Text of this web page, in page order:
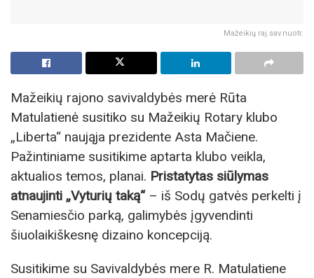
Mažeikių raj.sav.nuotr.
Mažeikių rajono savivaldybės merė Rūta
Matulatienė susitiko su Mažeikių Rotary klubo
„Liberta“ naująja prezidente Asta Mačiene.
Pažintiniame susitikime aptarta klubo veikla,
aktualios temos, planai. Pristatytas siūlymas
atnaujinti „Vyturių taką“– iš Sodų gatvės perkelti į
Senamiesčio parką, galimybės įgyvendinti
šiuolaikiškesnę dizaino koncepciją.
Susitikime su Savivaldybės mere R. Matulatiene